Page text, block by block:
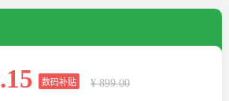
.15 数码补贴 ¥ 899.00